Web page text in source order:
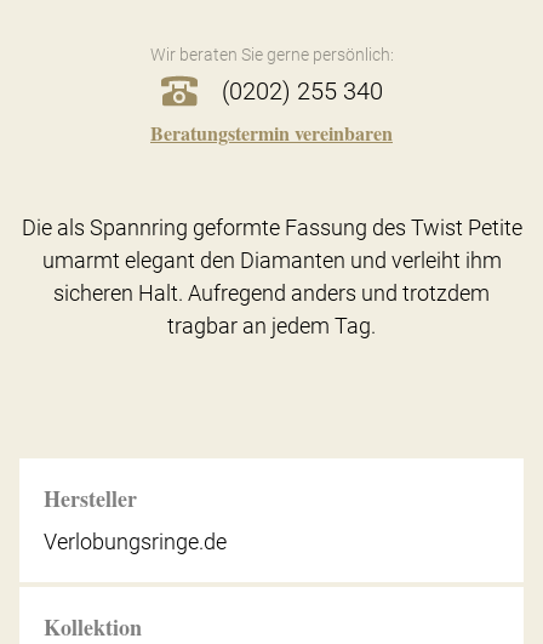
Wir beraten Sie gerne persönlich:
(0202) 255 340
Beratungstermin vereinbaren
Hersteller
Verlobungsringe.de
Kollektion
Die als Spannring geformte Fassung des Twist Petite
umarmt elegant den Diamanten und verleiht ihm
sicheren Halt. Aufregend anders und trotzdem
tragbar an jedem Tag.